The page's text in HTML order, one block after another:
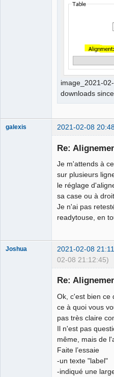
image_2021-
downloads
galexis 2021-02-08
Re:
Je m'attends à
sur plusieurs
le réglage
sa case ou à
Je n'ai pas
readytouse, en
Joshua 2021-02-08
02-08 21:12:45)
Re:
Ok, c'est bien ce
ce à quoi vous
pas très claire
Il n'est pas
même, mais de
Faite l’essaie
-un texte "label"
-indiqué une